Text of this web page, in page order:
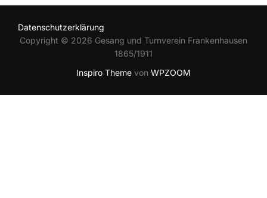
Datenschutzerklärung
Copyright © 2026 Gesang und Turnverein Frankenhausen
1865/1911
Inspiro Theme von WPZOOM